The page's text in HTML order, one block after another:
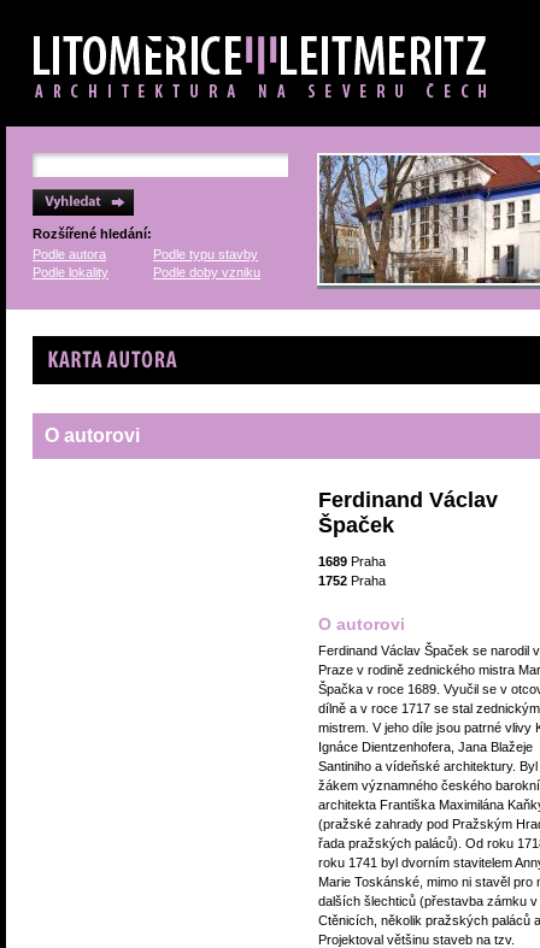
Rozšířené hledání:
Podle autora
Podle typu stavby
Podle lokality
Podle doby vzniku
Karta autora
O autorovi
Ferdinand Václav
Špaček
1689 Praha
1752 Praha
O autorovi
Ferdinand Václav Špaček se narodil v
Praze v rodině zednického mistra
Špačka v roce 1689. Vyučil se v
dílně a v roce 1717 se stal zednickým
mistrem. V jeho díle jsou patrné vlivy
Ignáce Dientzenhofera, Jana Blažeje
Santiniho a vídeňské architektury. Byl
žákem významného českého
architekta Františka Maximilána
(pražské zahrady pod Pražským
řada pražských paláců). Od roku
roku 1741 byl dvorním stavitelem
Marie Toskánské, mimo ni stavěl pro
dalších šlechticů (přestavba zámku v
Ctěnicích, několik pražských paláců
Projektoval většinu staveb na tzv.